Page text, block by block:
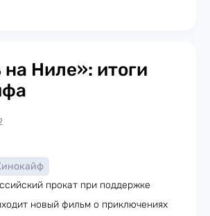
Ниле»: итоги
прокат при поддержке
новый фильм о приключениях